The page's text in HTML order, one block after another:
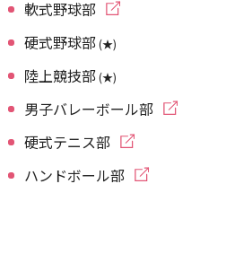
軟式野球部
硬式野球部(★)
陸上競技部(★)
男子バレーボール部
硬式テニス部
ハンドボール部